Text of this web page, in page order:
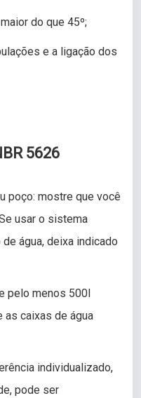
do que 45º;
e a ligação dos
5626
poço: mostre que você
usar o sistema
água, deixa indicado
pelo menos 500l
as caixas de água
individualizado,
pode ser